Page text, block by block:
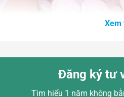
Xem
Đăng ký tư
Tìm hiểu 1 năm không